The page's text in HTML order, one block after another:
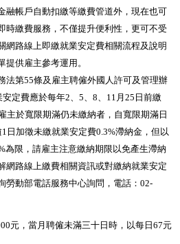
融帳戶自動扣繳等繳費管道外，現在也可
時繳費服務，不僅提升便利性，更可不受
網路線上即繳就業安定費相關流程及說明
提供雇主參考運用。
法第55條及雇主聘僱外國人許可及管理辦
安定費應於每年2、5、8、 11 月25 日前繳
主於寬限期滿仍未繳納者，自寬限期滿日
1 日加徵未繳就業安定費0.3%滯納金，但以
為限，請雇主注意繳納期限以免產生滯納
網路線上繳費相關資訊或對繳納就業安定
勞動部電話服務中心詢問，電話：02-
元，當月聘僱未滿三十日時，以每日 67元